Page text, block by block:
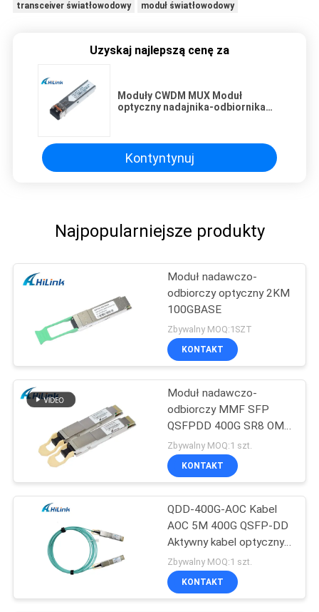
transceiver światłowodowy
moduł światłowodowy
Uzyskaj najlepszą cenę za
Moduły CWDM MUX Moduł
optyczny nadajnika-odbiornika
Kontyntynuj
Najpopularniejsze produkty
Moduł nadawczo-
odbiorczy optyczny 2KM
100GBASE
Zbywalny MOQ:1SZT
KONTAKT
Moduł nadawczo-
odbiorczy MMF SFP
QSFPDD 400G SR8 OM3
70M OM4 100M
Zbywalny MOQ:1 szt.
KONTAKT
QDD-400G-AOC Kabel
AOC 5M 400G QSFP-DD
Aktywny kabel optyczny
dostosowany
Zbywalny MOQ:1 szt.
KONTAKT